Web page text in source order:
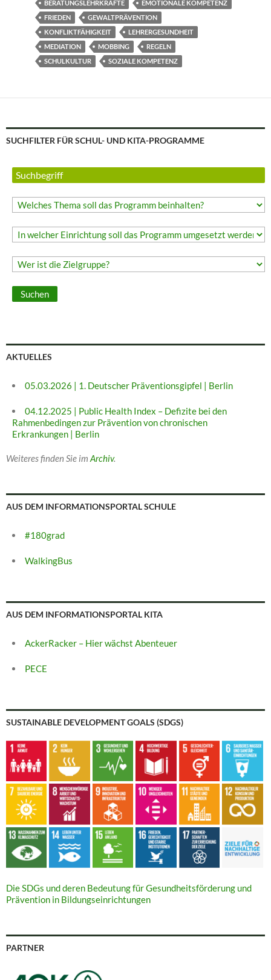
BERATUNGSLEHRKRÄFTE
EMOTIONALE KOMPETENZ
FRIEDEN
GEWALTPRÄVENTION
KONFLIKTFÄHIGKEIT
LEHRERGESUNDHEIT
MEDIATION
MOBBING
REGELN
SCHULKULTUR
SOZIALE KOMPETENZ
SUCHFILTER FÜR SCHUL- UND KITA-PROGRAMME
AKTUELLES
05.03.2026 | 1. Deutscher Präventionsgipfel | Berlin
04.12.2025 | Public Health Index – Defizite bei den
Rahmenbedingen zur Prävention von chronischen
Erkrankungen | Berlin
Weiteres finden Sie im Archiv.
AUS DEM INFORMATIONSPORTAL SCHULE
#180grad
WalkingBus
AUS DEM INFORMATIONSPORTAL KITA
AckerRacker – Hier wächst Abenteuer
PECE
SUSTAINABLE DEVELOPMENT GOALS (SDGS)
Die SDGs und deren Bedeutung für Gesundheitsförderung und
Prävention in Bildungseinrichtungen
PARTNER